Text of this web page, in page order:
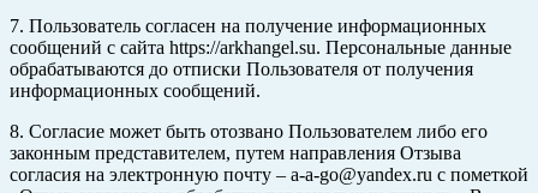
7. Пользователь согласен на получение информационных
сообщений с сайта https://arkhangel.su. Персональные данные
обрабатываются до отписки Пользователя от получения
информационных сообщений.
8. Согласие может быть отозвано Пользователем либо его
законным представителем, путем направления Отзыва
согласия на электронную почту – a-a-go@yandex.ru с пометкой